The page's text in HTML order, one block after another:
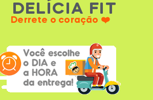
DELÍCIA FIT
Derrete o coração ❤️